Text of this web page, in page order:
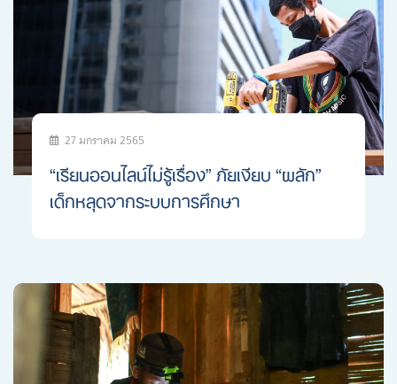
27 มกราคม 2565
“เรียนออนไลน์ไม่รู้เรื่อง” ภัยเงียบ “ผลัก”
เด็กหลุดจากระบบการศึกษา